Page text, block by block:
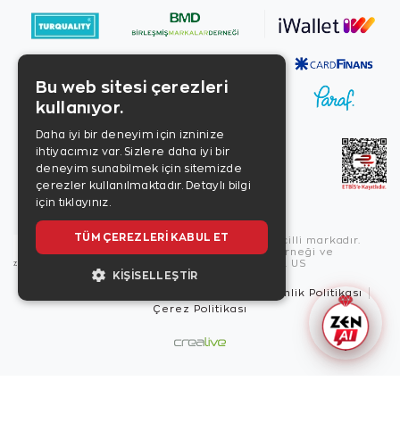
Copyright © 2026, Zen Diamond tescilli markadır.
Zen Diamond Birleşmiş Markalar Derneği ve
Turquality Destek Programı üyesidir. US
Güvenlik Politikası
Çerez Politikası
Bu web sitesi çerezleri
kullanıyor.
Daha iyi bir deneyim için izninize
ihtiyacımız var. Sizlere daha iyi bir
deneyim sunabilmek için sitemizde
çerezler kullanılmaktadır. Detaylı bilgi
için tıklayınız.
TÜM ÇEREZLERI KABUL ET
KIŞISELLEŞTIR